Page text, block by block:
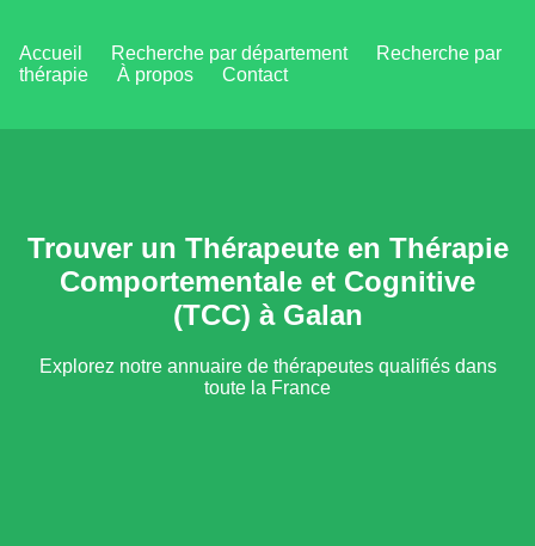
Accueil Recherche par département
Recherche par
thérapie
À propos Contact
Trouver un Thérapeute en Thérapie
Comportementale et Cognitive
(TCC) à Galan
Explorez notre annuaire de thérapeutes qualifiés dans
toute la France